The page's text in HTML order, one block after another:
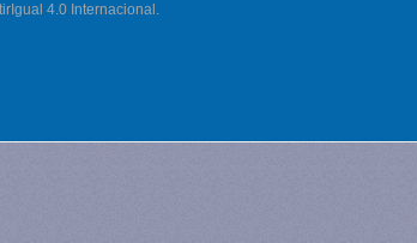
4.0 Internacional.